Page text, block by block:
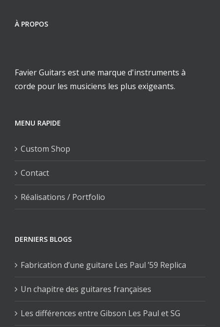
À PROPOS
Favier Guitars est une marque d'instruments à
corde pour les musiciens les plus exigeants.
MENU RAPIDE
Custom Shop
Contact
Réalisations / Portfolio
DERNIERS BLOGS
Fabrication d’une guitare Les Paul ’59 Replica
Un chapitre des guitares françaises
Les différences entre Gibson Les Paul et SG